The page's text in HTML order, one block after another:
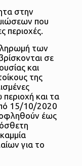
στην
που
περιοχές.
των
σε
και
της
περιοχή και τα
15/10/2020
έως
για το